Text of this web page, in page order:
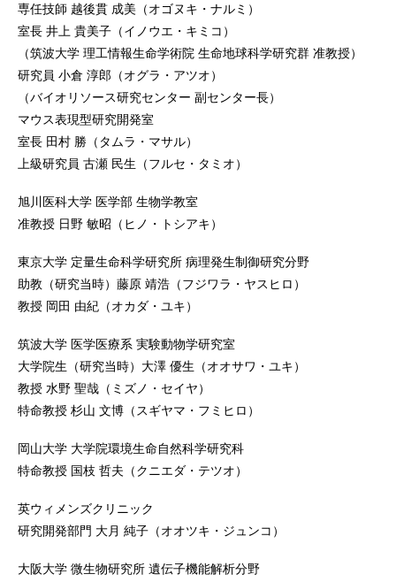
専任技師 越後貫 成美（オゴヌキ・ナルミ）
室長 井上 貴美子（イノウエ・キミコ）
（筑波大学 理工情報生命学術院 生命地球科学研究群 准教授）
研究員 小倉 淳郎（オグラ・アツオ）
（バイオリソース研究センター 副センター長）
マウス表現型研究開発室
室長 田村 勝（タムラ・マサル）
上級研究員 古瀬 民生（フルセ・タミオ）
旭川医科大学 医学部 生物学教室
准教授 日野 敏昭（ヒノ・トシアキ）
東京大学 定量生命科学研究所 病理発生制御研究分野
助教（研究当時）藤原 靖浩（フジワラ・ヤスヒロ）
教授 岡田 由紀（オカダ・ユキ）
筑波大学 医学医療系 実験動物学研究室
大学院生（研究当時）大澤 優生（オオサワ・ユキ）
教授 水野 聖哉（ミズノ・セイヤ）
特命教授 杉山 文博（スギヤマ・フミヒロ）
岡山大学 大学院環境生命自然科学研究科
特命教授 国枝 哲夫（クニエダ・テツオ）
英ウィメンズクリニック
研究開発部門 大月 純子（オオツキ・ジュンコ）
大阪大学 微生物研究所 遺伝子機能解析分野